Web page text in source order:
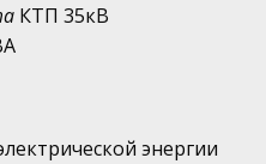
КТП 35кВ
энергии